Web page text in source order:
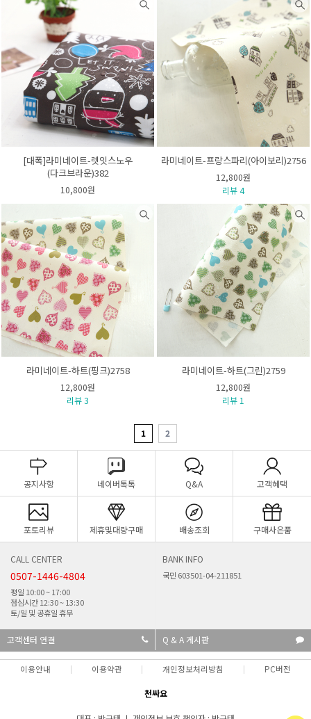
[대폭]라미네이트-렛잇스노우
(다크브라운)382
10,800원
라미네이트-프랑스파리(아이보리)2756
12,800원
리뷰 4
라미네이트-하트(핑크)2758
12,800원
리뷰 3
라미네이트-하트(그린)2759
12,800원
리뷰 1
1 2
공지사항 네이버톡톡 Q&A 고객혜택
포토리뷰 제휴및대량구매 배송조회 구매사은품
CALL CENTER
0507-1446-4804
평일 10:00 ~ 17:00
점심시간 12:30 ~ 13:30
토/일 및 공휴일 휴무
BANK INFO
국민 603501-04-211851
고객센터 연결 Q & A 게시판
이용안내 이용약관 개인정보처리방침 PC버전
천싸요